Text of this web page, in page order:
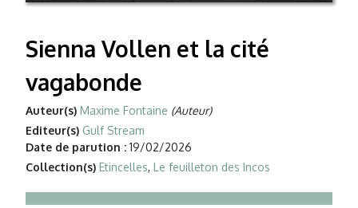
Sienna Vollen et la cité
vagabonde
Auteur(s) Maxime Fontaine (Auteur)
Editeur(s) Gulf Stream
Date de parution : 19/02/2026
Collection(s) Etincelles, Le feuilleton des Incos